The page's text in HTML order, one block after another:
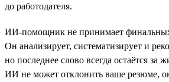
до работодателя.
ИИ-помощник не принимает
Он анализирует, систематизирует и
но последнее слово всегда остаётся за
ИИ не может отклонить ваше резюме,